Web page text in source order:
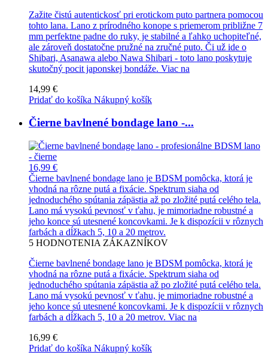
Zažite čistú autentickosť pri erotickom puto partnera pomocou
tohto lana. Lano z prírodného konope s priemerom približne 7
mm perfektne padne do ruky, je stabilné a ľahko uchopiteľné,
ale zároveň dostatočne pružné na zručné puto. Či už ide o
Shibari, Asanawa alebo Nawa Shibari - toto lano poskytuje
skutočný pocit japonskej bondáže. Viac na
14,99 €
Pridať do košíka Nákupný košík
Čierne bavlnené bondage lano -...
16,99 €
Čierne bavlnené bondage lano je BDSM pomôcka, ktorá je
vhodná na rôzne putá a fixácie. Spektrum siaha od
jednoduchého spútania zápästia až po zložité putá celého tela.
Lano má vysokú pevnosť v ťahu, je mimoriadne robustné a
jeho konce sú utesnené koncovkami. Je k dispozícii v rôznych
farbách a dĺžkach 5, 10 a 20 metrov.
5 HODNOTENIA ZÁKAZNÍKOV
Čierne bavlnené bondage lano je BDSM pomôcka, ktorá je
vhodná na rôzne putá a fixácie. Spektrum siaha od
jednoduchého spútania zápästia až po zložité putá celého tela.
Lano má vysokú pevnosť v ťahu, je mimoriadne robustné a
jeho konce sú utesnené koncovkami. Je k dispozícii v rôznych
farbách a dĺžkach 5, 10 a 20 metrov. Viac na
16,99 €
Pridať do košíka Nákupný košík